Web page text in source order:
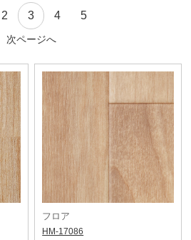
2 3 4 5
次ページへ
フロア
HM-17086